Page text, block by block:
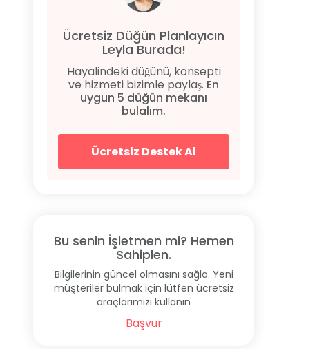
Ücretsiz Düğün Planlayıcın
Leyla Burada!
Hayalindeki düğünü, konsepti
ve hizmeti bizimle paylaş. En
uygun 5 düğün mekanı
bulalım.
Ücretsiz Destek Al
Bu senin İşletmen mi? Hemen
Sahiplen.
Bilgilerinin güncel olmasını sağla. Yeni
müşteriler bulmak için lütfen ücretsiz
araçlarımızı kullanın
Başvur